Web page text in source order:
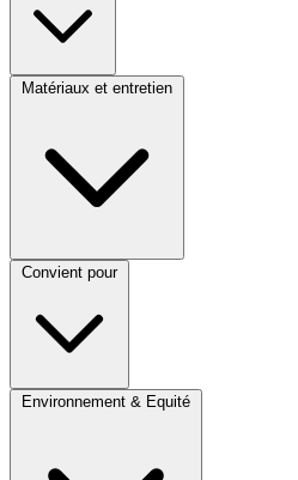
Matériaux et entretien
Convient pour
Environnement & Equité